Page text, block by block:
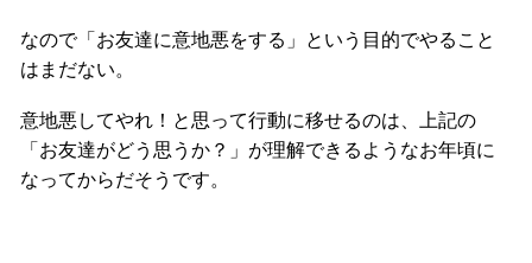
なので「お友達に意地悪をする」という目的でやること
はまだない。
意地悪してやれ！と思って行動に移せるのは、上記の
「お友達がどう思うか？」が理解できるようなお年頃に
なってからだそうです。